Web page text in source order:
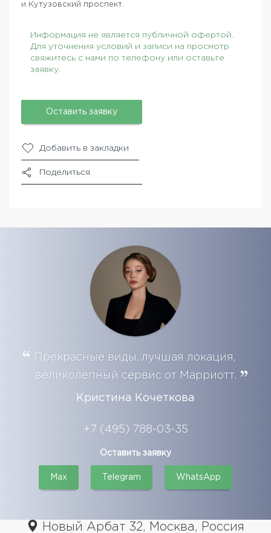
и Кутузовский проспект.
Информация не является публичной офертой.
Для уточнения условий и записи на просмотр
свяжитесь с нами по телефону или оставьте
заявку.
Оставить заявку
Добавить в закладки
Поделиться
Прекрасные виды, лучшая локация,
великолепный сервис от Марриотт.
Кристина Кочеткова
+7 (495) 788-03-35
Оставить заявку
Max Telegram WhatsApp
Новый Арбат 32, Москва, Россия